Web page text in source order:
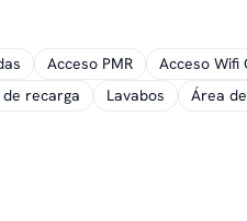
Acceso PMR
Acceso Wifi
recarga Lavabos
Área